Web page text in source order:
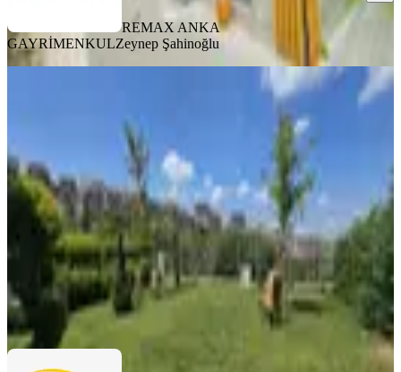
REMAX ANKA
GAYRİMENKULZeynep Şahinoğlu
Site İçi 4,5+2 220 M2 Müsatkil Garajlı
İstanbul, Pendik
4+2· 650 m²· 05.08.2026
205.000 ₺
HOMEPROPERTY GAYRİMENKUL Sebahattin Ölmez
Ara